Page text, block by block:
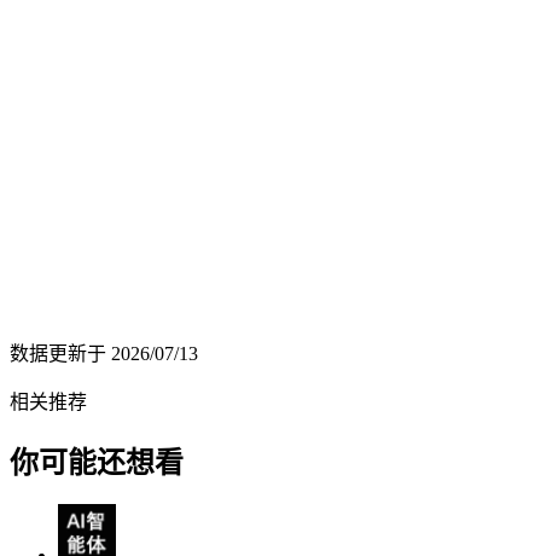
数据更新于 2026/07/13
相关推荐
你可能还想看